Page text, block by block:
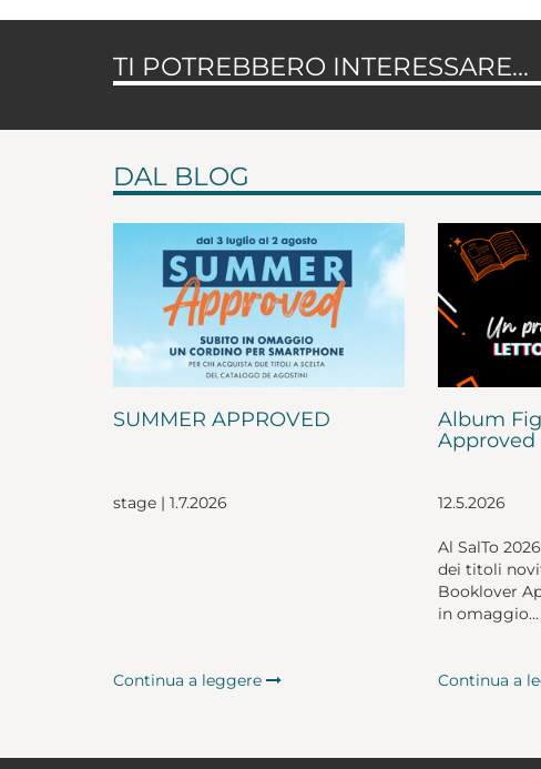
TI POTREBBERO INTERESSARE...
DAL BLOG
SUMMER APPROVED
stage | 1.7.2026
Continua a leggere
Album
Approved
12.5.2026
Al SalTo
dei titoli
Booklover
in omaggio...
Continua a